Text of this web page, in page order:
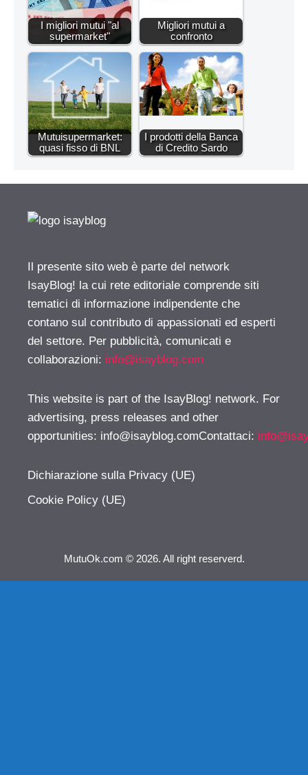
I migliori mutui "al
supermarket"
Migliori mutui a
confronto
Mutuisupermarket:
quasi fisso di BNL
I prodotti della Banca
di Credito Sardo
Il presente sito web è parte del network
IsayBlog! la cui rete editoriale comprende siti
tematici di informazione indipendente che
contano sul contributo di appassionati ed esperti
del settore. Per pubblicità, comunicati e
collaborazioni: info@isayblog.com
This website is part of the IsayBlog! network. For
advertising, press releases and other
opportunities: info@isayblog.comContattaci:
Dichiarazione sulla Privacy (UE)
Cookie Policy (UE)
MutuOk.com © 2026. All right reserverd.